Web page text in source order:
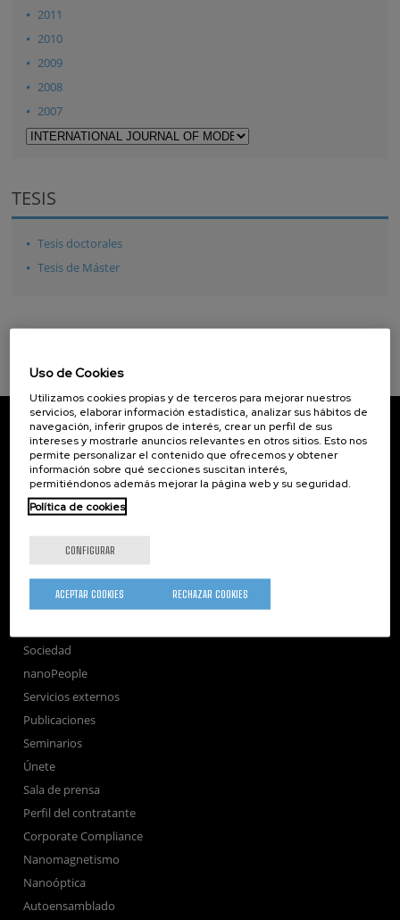
2011
2010
2009
2008
2007
TESIS
Tesis doctorales
Tesis de Máster
CIC nanoGUNE
Tolosa Hiribidea, 76
E-20018 Donostia / San Sebastian
+34 9... Ver teléfono·nano@nanogune.eu
nanoGUNE
Investigación
Sociedad
nanoPeople
Servicios externos
Publicaciones
Seminarios
Únete
Sala de prensa
Perfil del contratante
Corporate Compliance
Nanomagnetismo
Nanoóptica
Autoensamblado
Uso de Cookies
Utilizamos cookies propias y de terceros para mejorar nuestros
servicios, elaborar información estadística, analizar sus hábitos de
navegación, inferir grupos de interés, crear un perfil de sus
intereses y mostrarle anuncios relevantes en otros sitios. Esto nos
permite personalizar el contenido que ofrecemos y obtener
información sobre qué secciones suscitan interés,
permitiéndonos además mejorar la página web y su seguridad.
Política de cookies
CONFIGURAR
RECHAZAR COOKIES
ACEPTAR COOKIES